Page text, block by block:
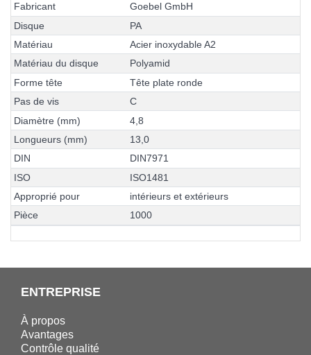
Fabricant Goebel GmbH
Disque PA
Matériau Acier inoxydable A2
Matériau du disque Polyamid
Forme tête Tête plate ronde
Pas de vis
C
Diamètre (mm) 4, 8
Longueurs (mm) 13 0
DIN DIN7971
ISO ISO1481
Approprié pour intérieurs et extérieurs
Pièce 1000
ENTREPRISE
À propos
Avantages
Contrôle qualité